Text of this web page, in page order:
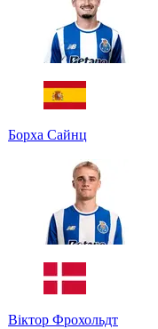
Борха Сайнц
Віктор Фрохольдт